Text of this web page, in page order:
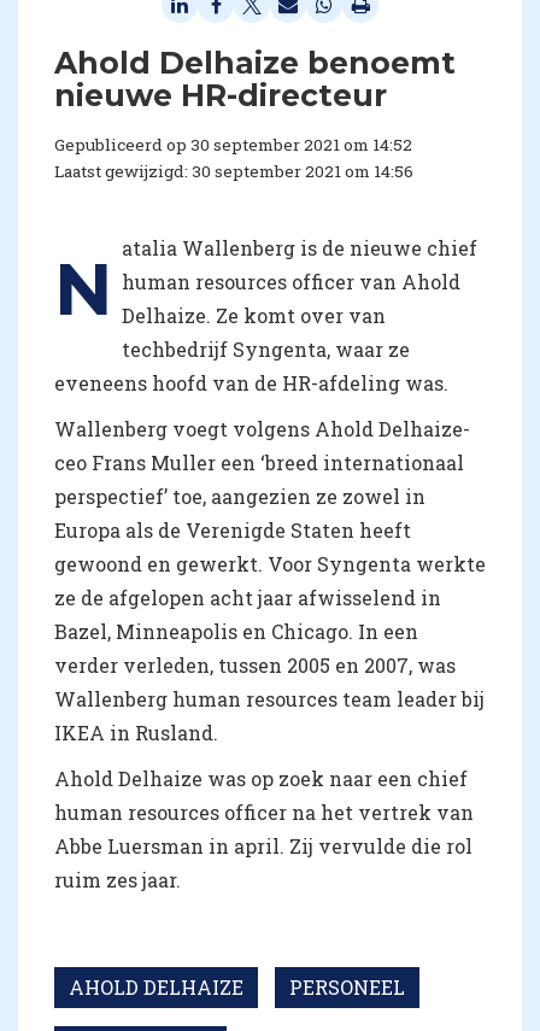
Ahold Delhaize benoemt
nieuwe HR-directeur
Gepubliceerd op 30 september 2021 om 14:52
Laatst gewijzigd: 30 september 2021 om 14:56
N
atalia Wallenberg is de nieuwe chief
human resources officer van Ahold
Delhaize. Ze komt over van
techbedrijf Syngenta, waar ze
eveneens hoofd van de HR-afdeling was.
Wallenberg voegt volgens Ahold Delhaize-
ceo Frans Muller een ‘breed internationaal
perspectief’ toe, aangezien ze zowel in
Europa als de Verenigde Staten heeft
gewoond en gewerkt. Voor Syngenta werkte
ze de afgelopen acht jaar afwisselend in
Bazel, Minneapolis en Chicago. In een
verder verleden, tussen 2005 en 2007, was
Wallenberg human resources team leader bij
IKEA in Rusland.
Ahold Delhaize was op zoek naar een chief
human resources officer na het vertrek van
Abbe Luersman in april. Zij vervulde die rol
ruim zes jaar.
AHOLD DELHAIZE PERSONEEL